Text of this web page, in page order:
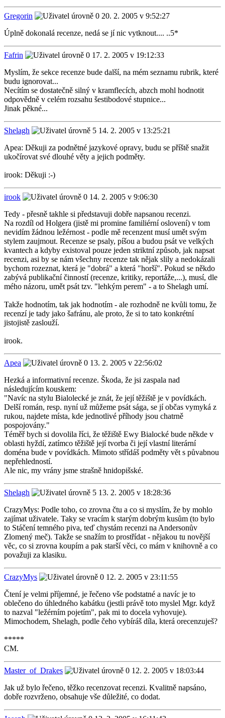
Gregorin
20. 2. 2005 v 9:52:27
Úplně dokonalá recenze, nedá se jí nic vytknout.... ..5*
Fafrin
17. 2. 2005 v 19:12:33
Myslím, že sekce recenze bude další, na mém seznamu rubrik, které
budu ignorovat...
Necítím se dostatečně silný v kramflecích, abzch mohl hodnotit
odpovědně v celém rozsahu šestibodové stupnice...
Jinak pěkné...
Shelagh
14. 2. 2005 v 13:25:21
Apea: Děkuji za podnětné jazykové opravy, budu se příště snažit
ukočírovat své dlouhé věty a jejich podměty.
irook: Děkuji :-)
irook
14. 2. 2005 v 9:06:30
Tedy - přesně takhle si představuji dobře napsanou recenzi.
Na rozdíl od Holgera (jistě mi promine familiérní oslovení) v tom
nevidím žádnou ležérnost - podle mě recenzent musí umět svým
stylem zaujmout. Recenze se psaly, píšou a budou psát ve velkých
kvantech a kdyby existoval pouze jeden striktní způsob, jak napsat
recenzi, asi by se nám všechny recenze tak nějak slily a nedokázali
bychom rozeznat, která je "dobrá" a která "horší". Pokud se někdo
zabývá publikační činností (recenze, kritiky, reportáže,...), musí, dle
mého názoru, umět psát tzv. "lehkým perem" - a to Shelagh umí.
Takže hodnotím, tak jak hodnotím - ale rozhodně ne kvůli tomu, že
recenzí je tady jako šafránu, ale proto, že si to tato konkrétní
jistojistě zaslouží.
irook.
Apea
13. 2. 2005 v 22:56:02
Hezká a informativní recenze. Škoda, že jsi zaspala nad
následujícím kouskem:
"Navíc na stylu Bialolecké je znát, že její těžiště je v povídkách.
Delší román, resp. nyní už můžeme psát sága, se jí občas vymyká z
rukou, najdete místa, kde jednotlivé příhody jsou chatrně
pospojovány."
Téměř bych si dovolila říci, že těžiště Ewy Bialocké bude někde v
oblasti hyždí, zatímco těžiště její tvorba či její vlastní literární
doména bude v povídkách. Mimoto střídáš podměty vět s půvabnou
nepřehledností.
Ale nic, my vrány jsme strašně hnidopišské.
Shelagh
13. 2. 2005 v 18:28:36
CrazyMys: Podle toho, co zrovna čtu a co si myslím, že by mohlo
zajímat uživatele. Taky se vracím k starým dobrým kusům (to bylo
to Stáčení temného piva, teď chystám recenzi na Andersonův
Zlomený meč). Takže se snažím to prostřídat - nějakou tu novější
věc, co si zrovna koupím a pak starší věci, co mám v knihovně a co
považuji za klasiku.
CrazyMys
12. 2. 2005 v 23:11:55
Čtení je velmi příjemné, je řečeno vše podstatné a navíc je to
oblečeno do úhledného kabátku (jestli právě toto myslel Mgr. když
to nazval "ležérním pojetím", pak mi to docela vyhovuje).
Mimochodem, Shelagh, podle čeho vybíráš díla, která orecenzuješ?
*****
CM.
Master_of_Drakes
12. 2. 2005 v 18:03:44
Jak už bylo řečeno, těžko recenzovat recenzi. Kvalitně napsáno,
dobře rozvrženo, obsahuje vše důležité, co dodat.